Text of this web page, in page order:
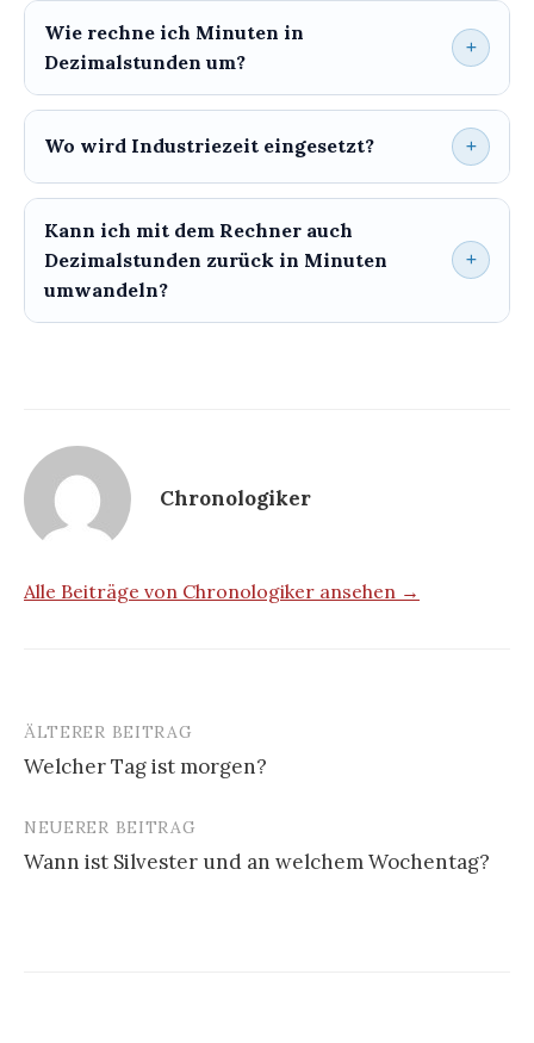
Wie rechne ich Minuten in
Dezimalstunden um?
Wo wird Industriezeit eingesetzt?
Kann ich mit dem Rechner auch
Dezimalstunden zurück in Minuten
umwandeln?
Chronologiker
Alle Beiträge von Chronologiker ansehen →
Beitrags-
Navigation
ÄLTERER BEITRAG
Welcher Tag ist morgen?
NEUERER BEITRAG
Wann ist Silvester und an welchem Wochentag?